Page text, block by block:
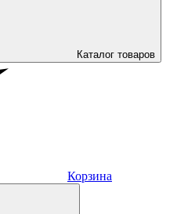
Каталог товаров
Корзина